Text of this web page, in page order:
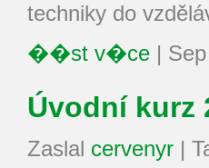
techniky do
��st v�ce |
Úvodní kurz
Zaslal cervenyr |